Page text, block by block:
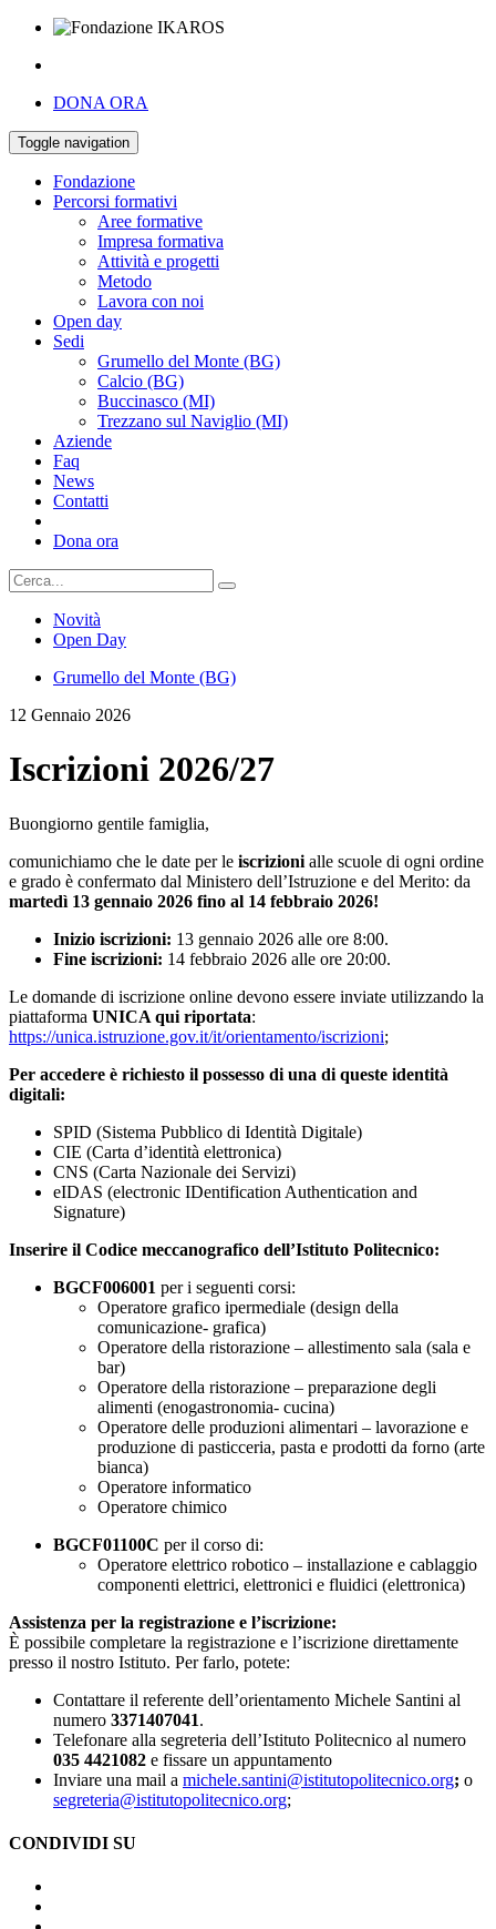
DONA ORA
Toggle navigation
Fondazione
Percorsi formativi
Aree formative
Impresa formativa
Attività e progetti
Metodo
Lavora con noi
Open day
Sedi
Grumello del Monte (BG)
Calcio (BG)
Buccinasco (MI)
Trezzano sul Naviglio (MI)
Aziende
Faq
News
Contatti
Dona ora
Novità
Open Day
Grumello del Monte (BG)
12 Gennaio 2026
Iscrizioni 2026/27
Buongiorno gentile famiglia,
comunichiamo che le date per le iscrizioni alle scuole di ogni ordine
e grado è confermato dal Ministero dell’Istruzione e del Merito: da
martedì 13 gennaio 2026 fino al 14 febbraio 2026!
Inizio iscrizioni: 13 gennaio 2026 alle ore 8:00.
Fine iscrizioni: 14 febbraio 2026 alle ore 20:00.
Le domande di iscrizione online devono essere inviate utilizzando la
piattaforma UNICA qui riportata:
https://unica.istruzione.gov.it/it/orientamento/iscrizioni;
Per accedere è richiesto il possesso di una di queste identità
digitali:
SPID (Sistema Pubblico di Identità Digitale)
CIE (Carta d’identità elettronica)
CNS (Carta Nazionale dei Servizi)
eIDAS (electronic IDentification Authentication and
Signature)
Inserire il Codice meccanografico dell’Istituto Politecnico:
BGCF006001 per i seguenti corsi:
Operatore grafico ipermediale (design della
comunicazione- grafica)
Operatore della ristorazione – allestimento sala (sala e
bar)
Operatore della ristorazione – preparazione degli
alimenti (enogastronomia- cucina)
Operatore delle produzioni alimentari – lavorazione e
produzione di pasticceria, pasta e prodotti da forno (arte
bianca)
Operatore informatico
Operatore chimico
BGCF01100C per il corso di:
Operatore elettrico robotico – installazione e cablaggio
componenti elettrici, elettronici e fluidici (elettronica)
Assistenza per la registrazione e l’iscrizione:
È possibile completare la registrazione e l’iscrizione direttamente
presso il nostro Istituto. Per farlo, potete:
Contattare il referente dell’orientamento Michele Santini al
numero 3371407041.
Telefonare alla segreteria dell’Istituto Politecnico al numero
035 4421082 e fissare un appuntamento
Inviare una mail a michele.santini@istitutopolitecnico.org; o
segreteria@istitutopolitecnico.org;
CONDIVIDI SU